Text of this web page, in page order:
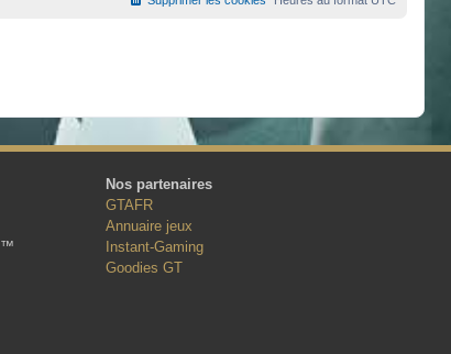
™
Nos partenaires
GTAFR
Annuaire jeux
Instant-Gaming
Goodies GT